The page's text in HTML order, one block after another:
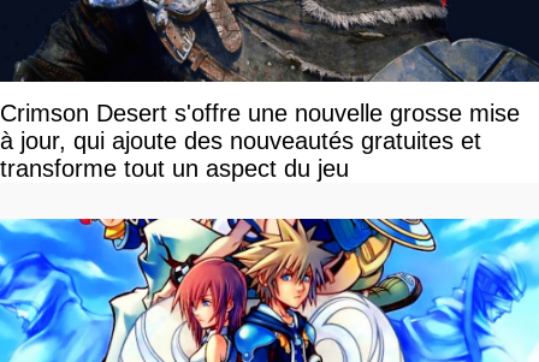
Crimson Desert s'offre une nouvelle grosse mise
à jour, qui ajoute des nouveautés gratuites et
transforme tout un aspect du jeu